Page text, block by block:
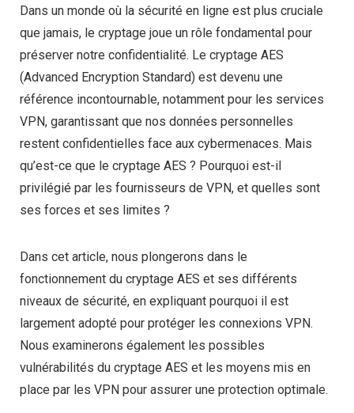
Dans un monde où la sécurité en ligne est plus cruciale
que jamais, le cryptage joue un rôle fondamental pour
préserver notre confidentialité. Le cryptage AES
(Advanced Encryption Standard) est devenu une
référence incontournable, notamment pour les services
VPN, garantissant que nos données personnelles
restent confidentielles face aux cybermenaces. Mais
qu’est-ce que le cryptage AES ? Pourquoi est-il
privilégié par les fournisseurs de VPN, et quelles sont
ses forces et ses limites ?
Dans cet article, nous plongerons dans le
fonctionnement du cryptage AES et ses différents
niveaux de sécurité, en expliquant pourquoi il est
largement adopté pour protéger les connexions VPN.
Nous examinerons également les possibles
vulnérabilités du cryptage AES et les moyens mis en
place par les VPN pour assurer une protection optimale.